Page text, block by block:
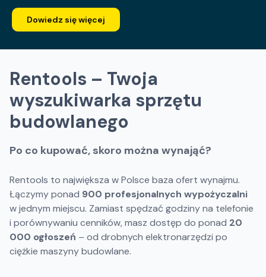
Dowiedz się więcej
Rentools – Twoja
wyszukiwarka sprzętu
budowlanego
Po co kupować, skoro można wynająć?
Rentools to największa w Polsce baza ofert wynajmu.
Łączymy ponad 900 profesjonalnych wypożyczalni
w jednym miejscu. Zamiast spędzać godziny na telefonie
i porównywaniu cenników, masz dostęp do ponad 20
000 ogłoszeń – od drobnych elektronarzędzi po
ciężkie maszyny budowlane.